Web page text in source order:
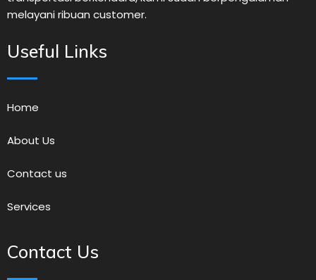
melayani ribuan customer.
Useful Links
Home
About Us
Contact us
Services
Contact Us